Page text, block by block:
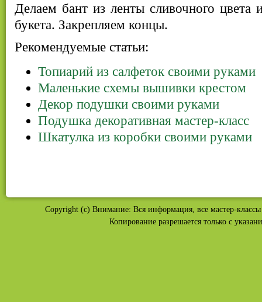
Делаем бант из ленты сливочного цвета
букета. Закрепляем концы.
Рекомендуемые статьи:
Топиарий из салфеток своими руками
Маленькие схемы вышивки крестом
Декор подушки своими руками
Подушка декоративная мастер-класс
Шкатулка из коробки своими руками
Copyright (c) Внимание: Вся информация, все мастер-
Копирование разрешается только с